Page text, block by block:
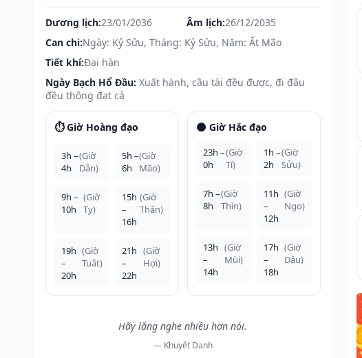
Dương lịch:23/01/2036 Âm lịch:26/12/2035
Can chi:Ngày: Kỷ Sửu, Tháng: Kỷ Sửu, Năm: Ất Mão
Tiết khí:Đại hàn
Ngày Bạch Hổ Đầu: Xuất hành, cầu tài đều được, đi đâu
đều thông đạt cả
⏱️ Giờ Hoàng đạo
3h –
4h
(Giờ
Dần)
5h –
6h
(Giờ
Mão)
9h –
10h
(Giờ
Tỵ)
15h
–
16h
(Giờ
Thân)
19h
–
20h
(Giờ
Tuất)
21h
–
22h
(Giờ
Hợi)
🌑 Giờ Hắc đạo
23h –
0h
(Giờ
Tí)
1h –
2h
(Giờ
Sửu)
7h –
8h
(Giờ
Thìn)
11h
–
12h
(Giờ
Ngọ)
13h
–
14h
(Giờ
Mùi)
17h
–
18h
(Giờ
Dậu)
Hãy lắng nghe nhiều hơn nói.
— Khuyết Danh